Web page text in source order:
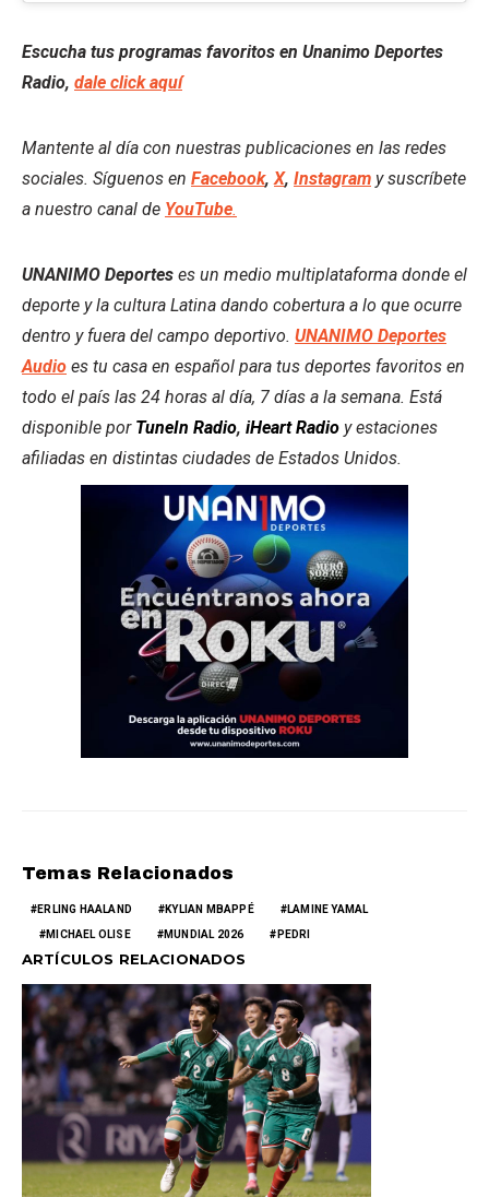
Escucha tus programas favoritos en Unanimo Deportes
Radio, dale click aquí
Mantente al día con nuestras publicaciones en las redes
sociales. Síguenos en Facebook,X, Instagram y suscríbete
a nuestro canal de YouTube.
UNANIMO Deportes es un medio multiplataforma donde el
deporte y la cultura Latina dando cobertura a lo que ocurre
dentro y fuera del campo deportivo. UNANIMO Deportes
Audio es tu casa en español para tus deportes favoritos en
todo el país las 24 horas al día, 7 días a la semana. Está
disponible por TuneIn Radio, iHeart Radio y estaciones
afiliadas en distintas ciudades de Estados Unidos.
Temas Relacionados
ERLING HAALAND KYLIAN MBAPPÉ LAMINE YAMAL
MICHAEL OLISE MUNDIAL 2026 PEDRI
ARTÍCULOS RELACIONADOS